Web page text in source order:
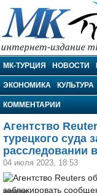
МК-Турция
МК-ТУРЦИЯ НОВОСТИ
ЭКОНОМИКА КУЛЬТУРА
КОММЕНТАРИИ
Агентство
турецкого суда
расследовании
04 июля 2023, 18:53